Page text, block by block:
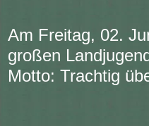
Am Freitag, 02.
großen
Motto: Trachtig